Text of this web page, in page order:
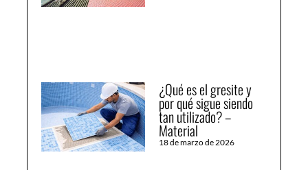
¿Qué es el gresite y
por qué sigue siendo
tan utilizado? –
Material
18 de marzo de 2026